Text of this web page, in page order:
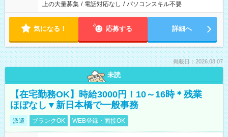
上の大量募集 / 電話対応なし / パソコンスキル不要
気になる！ 応募する 詳細へ
掲載日：2026.08.07
未読
【在宅勤務OK】時給3000円！10～16時＊残業
ほぼなし▼新日本橋で一般事務
派遣 ブランクOK WEB登録・面接OK